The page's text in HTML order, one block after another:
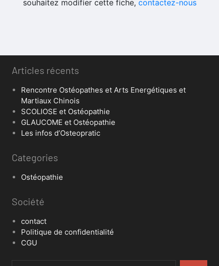
souhaitez modifier cette fiche, contactez-nous
Articles récents
Rencontre Ostéopathes et Arts Energétiques et
Martiaux Chinois
SCOLIOSE et Ostéopathie
GLAUCOME et Ostéopathie
Les infos d’Osteopratic
Categories
Ostéopathie
Société
contact
Politique de confidentialité
CGU